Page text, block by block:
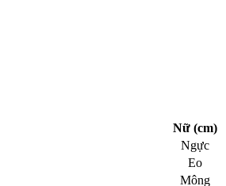
Nữ (cm)
Ngực
Eo
Mông